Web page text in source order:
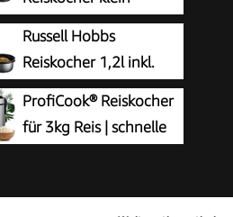
Inklusive Messbecher und
300 W, RK-6142
0,8l (inkl. Dampfgarer-
Warmhaltefunktion,
Gartopf,
& Messbecher)
für Gemüse & Fisch
Russell Hobbs
Reiskocher 1,2l inkl.
Dampfgarer -Einsatz
Klappdeckel
& Messbecher,
ProfiCook® Reiskocher
für 3kg Reis | schnelle